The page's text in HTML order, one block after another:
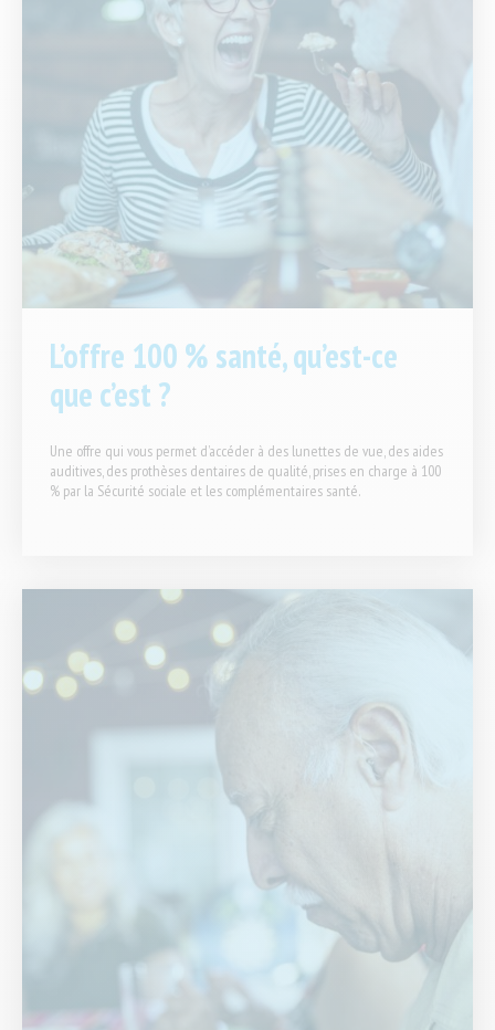
L’offre 100 % santé, qu’est-ce
que c’est ?
Une offre qui vous permet d’accéder à des lunettes de vue, des aides
auditives, des prothèses dentaires de qualité, prises en charge à 100
% par la Sécurité sociale et les complémentaires santé.